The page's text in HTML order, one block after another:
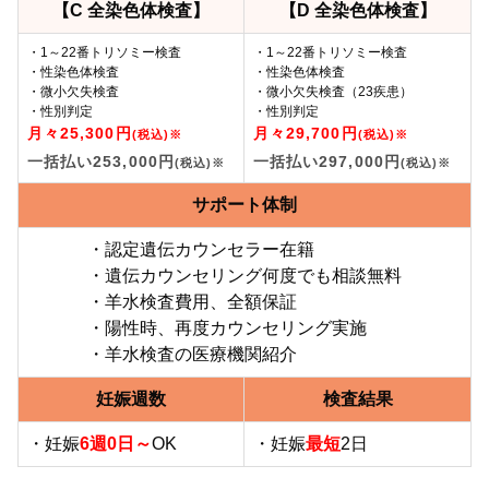
【C 全染色体検査】 【D 全染色体検査】
・1～22番トリソミー検査
・性染色体検査
・微小欠失検査
・性別判定
月々25,300円 (税込)※
一括払い253,000円 (税込)※
・1～22番トリソミー検査
・性染色体検査
・微小欠失検査（23疾患）
・性別判定
月々29,700円 (税込)※
一括払い297,000円 (税込)※
サポート体制
・認定遺伝カウンセラー在籍
・遺伝カウンセリング何度でも相談無料
・羊水検査費用、全額保証
・陽性時、再度カウンセリング実施
・羊水検査の医療機関紹介
妊娠週数 検査結果
・妊娠6週0日～OK ・妊娠最短2日